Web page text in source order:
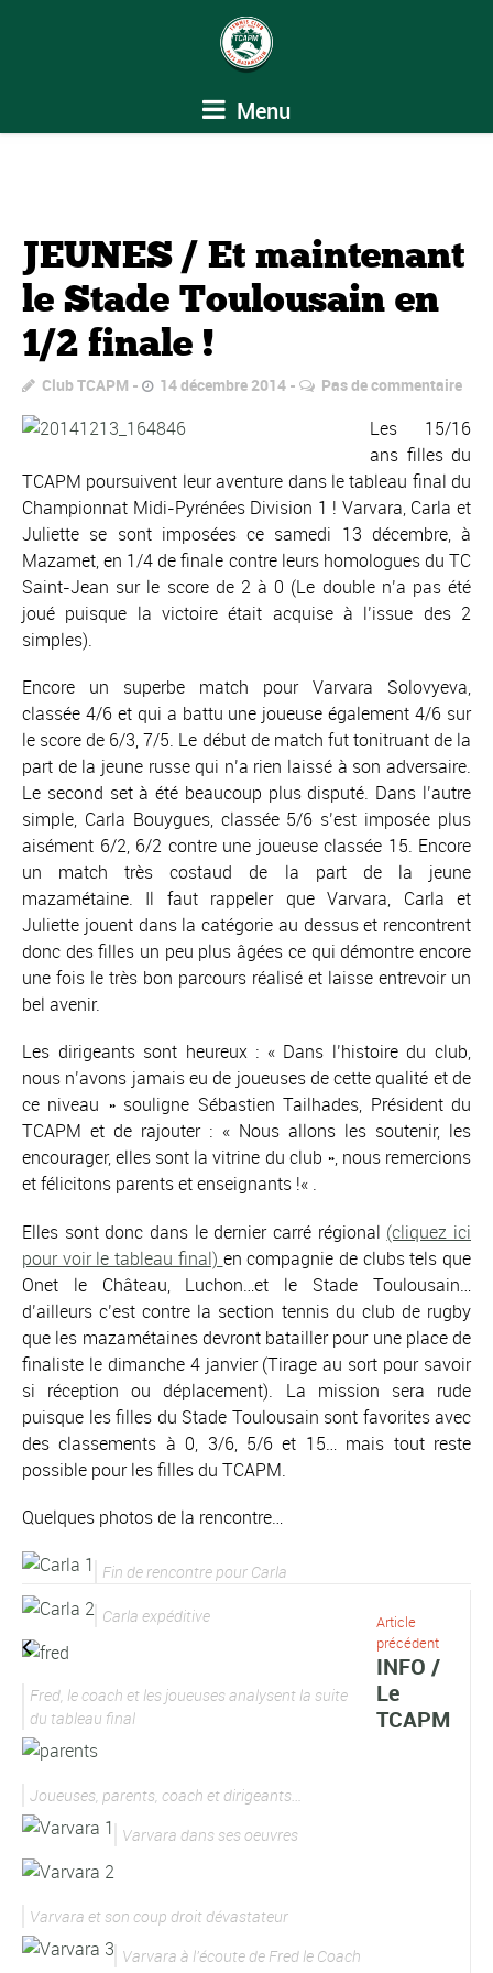
Menu
JEUNES / Et maintenant
le Stade Toulousain en
1/2 finale !
Club TCAPM 14 décembre 2014 Pas de commentaire
Les 15/16
ans filles du
TCAPM poursuivent leur aventure dans le tableau final du
Championnat Midi-Pyrénées Division 1 ! Varvara, Carla et
Juliette se sont imposées ce samedi 13 décembre, à
Mazamet, en 1/4 de finale contre leurs homologues du TC
Saint-Jean sur le score de 2 à 0 (Le double n’a pas été
joué puisque la victoire était acquise à l’issue des 2
simples).
Encore un superbe match pour Varvara Solovyeva,
classée 4/6 et qui a battu une joueuse également 4/6 sur
le score de 6/3, 7/5. Le début de match fut tonitruant de la
part de la jeune russe qui n’a rien laissé à son adversaire.
Le second set à été beaucoup plus disputé. Dans l’autre
simple, Carla Bouygues, classée 5/6 s’est imposée plus
aisément 6/2, 6/2 contre une joueuse classée 15. Encore
un match très costaud de la part de la jeune
mazamétaine. Il faut rappeler que Varvara, Carla et
Juliette jouent dans la catégorie au dessus et rencontrent
donc des filles un peu plus âgées ce qui démontre encore
une fois le très bon parcours réalisé et laisse entrevoir un
bel avenir.
Les dirigeants sont heureux : « Dans l’histoire du club,
nous n’avons jamais eu de joueuses de cette qualité et de
ce niveau » souligne Sébastien Tailhades, Président du
TCAPM et de rajouter : « Nous allons les soutenir, les
encourager, elles sont la vitrine du club », nous remercions
et félicitons parents et enseignants !« .
Elles sont donc dans le dernier carré régional (cliquez ici
pour voir le tableau final) en compagnie de clubs tels que
Onet le Château, Luchon…et le Stade Toulousain…
d’ailleurs c’est contre la section tennis du club de rugby
que les mazamétaines devront batailler pour une place de
finaliste le dimanche 4 janvier (Tirage au sort pour savoir
si réception ou déplacement). La mission sera rude
puisque les filles du Stade Toulousain sont favorites avec
des classements à 0, 3/6, 5/6 et 15… mais tout reste
possible pour les filles du TCAPM.
Quelques photos de la rencontre…
Fin de rencontre pour Carla
Carla expéditive
Fred, le coach et les joueuses analysent la suite
du tableau final
Joueuses, parents, coach et dirigeants…
Varvara dans ses oeuvres
Varvara et son coup droit dévastateur
Varvara à l’écoute de Fred le Coach
Article
précédent
INFO /
Le
TCAPM